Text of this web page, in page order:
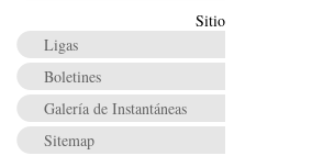
Sitio
Ligas
Boletines
Galería de Instantáneas
Sitemap